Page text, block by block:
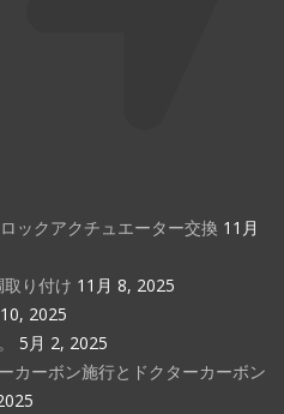
ックアクチュエーター交換 11月
取り付け 11月 8, 2025
2025
5月 2, 2025
カーボン施行とドクターカーボン